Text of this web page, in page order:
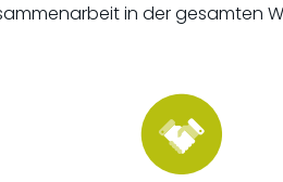
in der gesamten